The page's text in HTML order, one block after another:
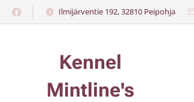
Ilmijärventie 192, 32810 Peipohja​
Kennel
Mintline's